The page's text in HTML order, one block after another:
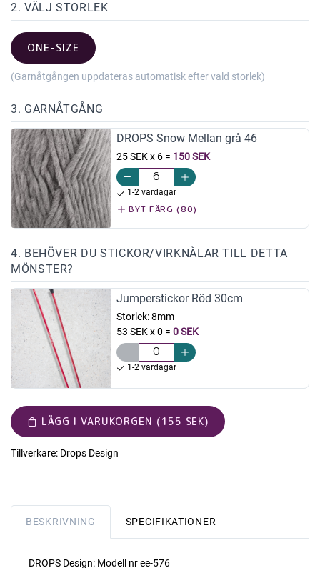
2. VÄLJ STORLEK
ONE-SIZE
(Garnåtgången uppdateras automatisk efter vald storlek)
3. GARNÅTGÅNG
DROPS Snow Mellan grå 46
25 SEK x 6= 150 SEK
1-2 vardagar
BYT FÄRG (80)
4. BEHÖVER DU STICKOR/VIRKNÅLAR TILL DETTA
MÖNSTER?
Jumperstickor Röd 30cm
Storlek:8mm
53 SEK x 0 = 0 SEK
1-2 vardagar
LÄGG I VARUKORGEN (155 SEK)
Tillverkare: Drops Design
BESKRIVNING SPECIFIKATIONER
DROPS Design: Modell nr ee-576